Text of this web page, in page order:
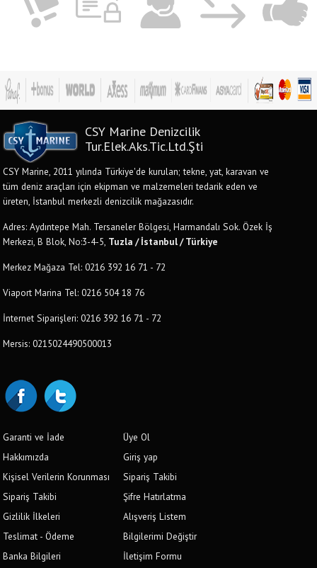
CSY Marine Denizcilik
Tur.Elek.Aks.Tic.Ltd.Şti
CSY Marine, 2011 yılında Türkiye'de kurulan; tekne, yat, karavan ve
tüm deniz araçları için ekipman ve malzemeleri tedarik eden ve
üreten, İstanbul merkezli denizcilik mağazasıdır.
Adres: Aydıntepe Mah. Tersaneler Bölgesi, Harmandalı Sok. Özek İş
Merkezi, B Blok, No:3-4-5, Tuzla / İstanbul / Türkiye
Merkez Mağaza Tel: 0216 392 16 71 - 72
Viaport Marina Tel: 0216 504 18 76
İnternet Siparişleri: 0216 392 16 71 - 72
Mersis: 0215024490500013
Garanti ve İade
Hakkımızda
Kişisel Verilerin Korunması
Sipariş Takibi
Gizlilik İlkeleri
Teslimat - Ödeme
Banka Bilgileri
Üye Ol
Giriş yap
Sipariş Takibi
Şifre Hatırlatma
Alışveriş Listem
Bilgilerimi Değiştir
İletişim Formu